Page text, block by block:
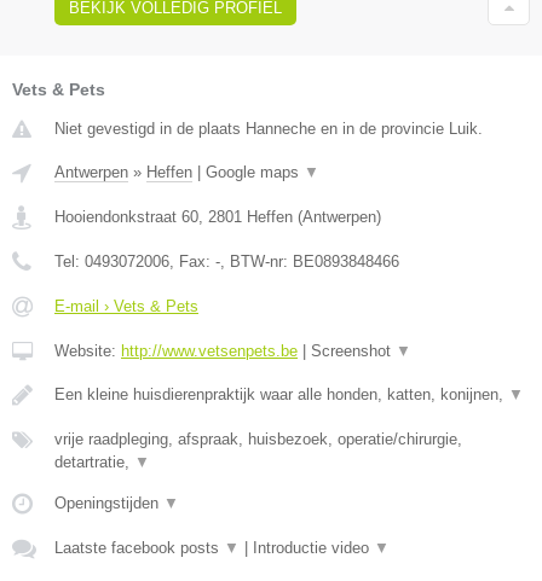
BEKIJK VOLLEDIG PROFIEL
Vets & Pets
Niet gevestigd in de plaats Hanneche en in de provincie Luik.
Antwerpen » Heffen | Google maps ▼
Hooiendonkstraat 60 2801 Heffen (Antwerpen)
Tel: 0493072006 , Fax: - , BTW-nr: BE0893848466
E-mail › Vets & Pets
Website: http://www.vetsenpets.be | Screenshot ▼
Een kleine huisdierenpraktijk waar alle honden, katten, konijnen, ▼
vrije raadpleging, afspraak, huisbezoek, operatie/chirurgie,
detartratie,
▼
Openingstijden ▼
Laatste facebook posts ▼ | Introductie video ▼